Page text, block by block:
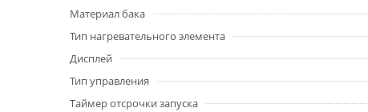
Материал бака
Тип нагревательного элемента
Дисплей
Тип управления
Таймер отсрочки запуска